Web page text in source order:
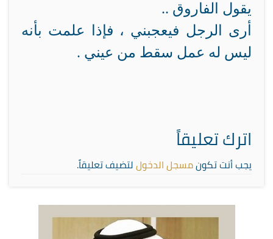
يقول الفاروق ..
أرى الرجل فيعجبني ، فإذا علمت بأنه
ليس له عمل سقط من عيني .
اترك تعليقاً
يجب أنت تكونمسجل الدخوللتضيف تعليقاً.